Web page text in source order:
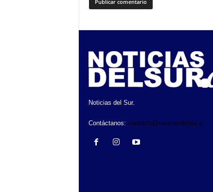
Noticias del Sur.
Contáctanos: contacto@noticiasdelsur.cl